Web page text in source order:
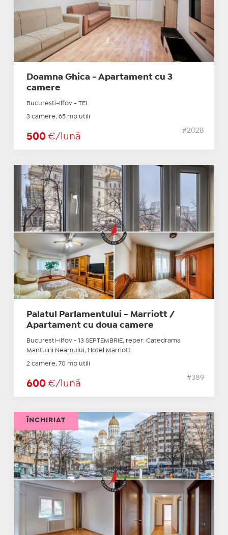
Doamna Ghica - Apartament cu 3
camere
Bucuresti-Ilfov - TEI
3 camere, 65 mp utili
500 €/lună
#2028
Palatul Parlamentului - Marriott /
Apartament cu doua camere
Bucuresti-Ilfov - 13 SEPTEMBRIE, reper: Catedrama
Mantuirii Neamului, Hotel Marriott
2 camere, 70 mp utili
600 €/lună
#389
ÎNCHIRIAT